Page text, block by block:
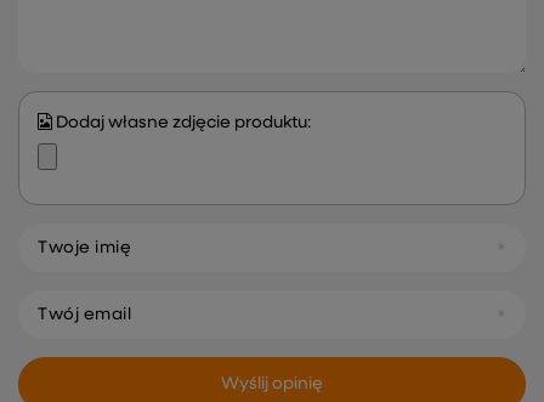
Dodaj własne zdjęcie produktu:
Twoje imię
Twój email
Wyślij opinię